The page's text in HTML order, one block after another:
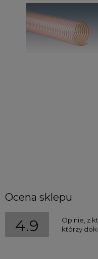
Ocena sklepu
4.9
Opinie, z
którzy